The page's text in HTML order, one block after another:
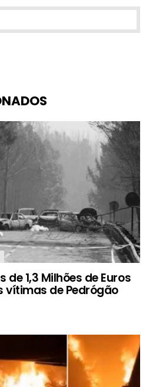
1,3 Milhões de Euros
vítimas de Pedrógão